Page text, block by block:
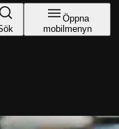
Öppna
mobilmenyn